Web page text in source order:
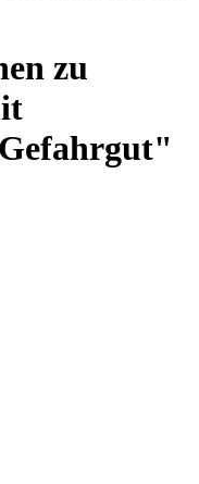
zu